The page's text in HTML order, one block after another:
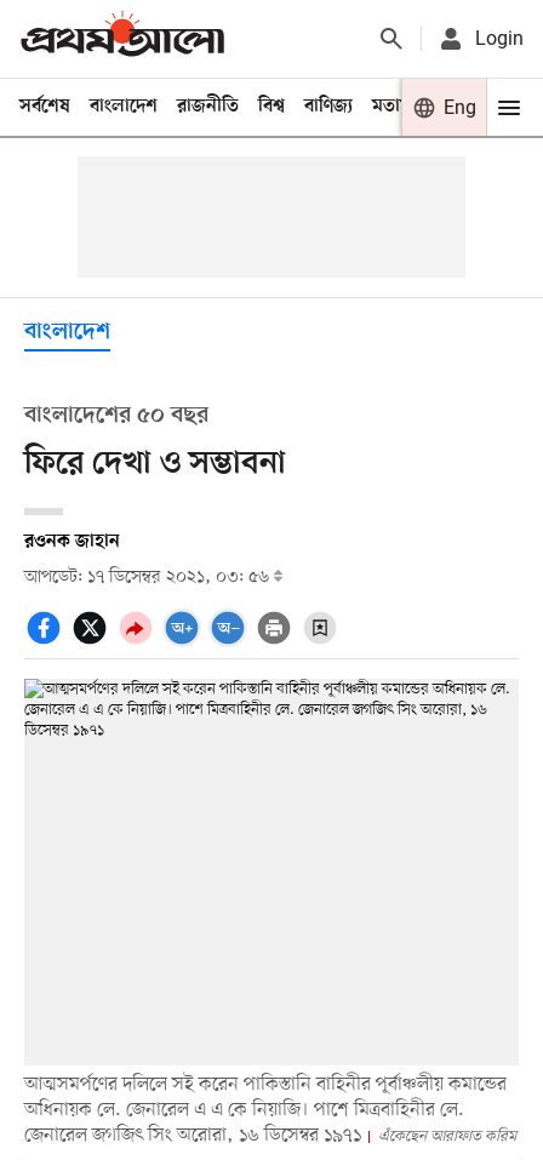
Login
সর্বশেষ বাংলাদেশ রাজনীতি বিশ্ব বাণিজ্য মতামত খেলা
Eng
বাংলাদেশ
বাংলাদেশের ৫০ বছর
ফিরে দেখা ও সম্ভাবনা
রওনক জাহান
আপডেট: ১৭ ডিসেম্বর ২০২১, ০৩: ৫৬
আত্মসমর্পণের দলিলে সই করেন পাকিস্তানি বাহিনীর পূর্বাঞ্চলীয় কমান্ডের
অধিনায়ক লে. জেনারেল এ এ কে নিয়াজি। পাশে মিত্রবাহিনীর লে.
জেনারেল জগজিৎ সিং অরোরা, ১৬ ডিসেম্বর ১৯৭১
এঁকেছেন আরাফাত করিম